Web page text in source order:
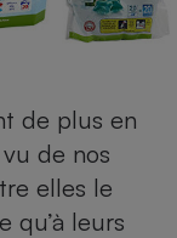
de plus en
de nos
elles le
qu’à leurs